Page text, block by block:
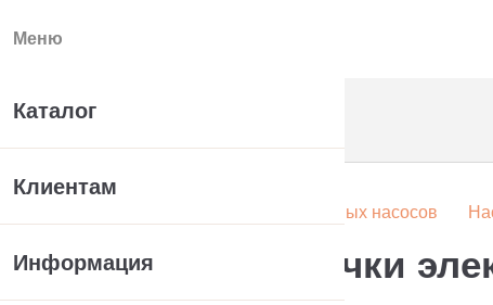
Каталог промышленных насосов
Насосы для перекачки
Меню
Каталог
Клиентам
Информация